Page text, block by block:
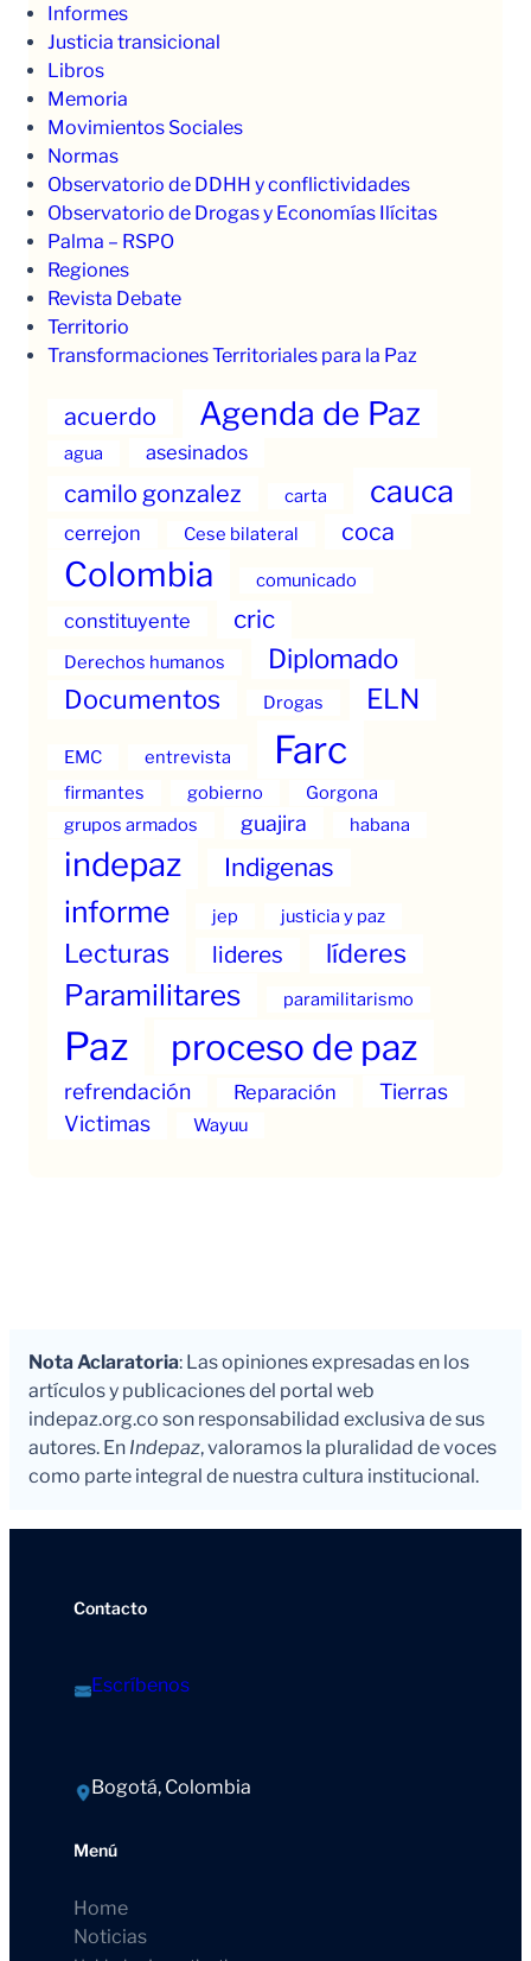
Informes
Justicia transicional
Libros
Memoria
Movimientos Sociales
Normas
Observatorio de DDHH y conflictividades
Observatorio de Drogas y Economías Ilícitas
Palma – RSPO
Regiones
Revista Debate
Territorio
Transformaciones Territoriales para la Paz
acuerdo Agenda de Paz
agua asesinados
camilo gonzalez carta cauca
cerrejon Cese bilateral coca
Colombia comunicado
constituyente cric
Derechos humanos Diplomado
Documentos Drogas ELN
EMC entrevista Farc
firmantes gobierno
Gorgona
grupos armados
guajira habana
indepaz Indigenas
informe jep justicia y paz
Lecturas lideres líderes
Paramilitares paramilitarismo
Paz proceso de paz
refrendación Reparación
Tierras
Victimas
Wayuu
Nota Aclaratoria: Las opiniones expresadas en los
artículos y publicaciones del portal web
indepaz.org.co son responsabilidad exclusiva de sus
autores. En Indepaz, valoramos la pluralidad de voces
como parte integral de nuestra cultura institucional.
Contacto
Escríbenos
Bogotá, Colombia
Menú
Home
Noticias